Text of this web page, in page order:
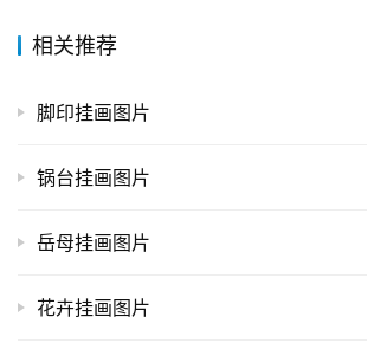
相关推荐
脚印挂画图片
锅台挂画图片
岳母挂画图片
花卉挂画图片